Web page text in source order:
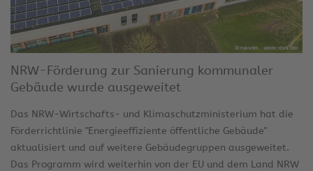
NRW-Förderung zur Sanierung kommunaler
Gebäude wurde ausgeweitet
Das NRW-Wirtschafts- und Klimaschutzministerium hat die
Förderrichtlinie "Energieeffiziente öffentliche Gebäude"
aktualisiert und auf weitere Gebäudegruppen ausgeweitet.
Das Programm wird weiterhin von der EU und dem Land NRW